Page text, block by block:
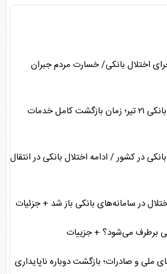
اختلال بانکی/ خسارت مردم جبران
آخرین وضعیت اختلال بانکی ۲۱ تیر؛ زمان بازگشت کامل خدمات
در کشور / ادامه اختلال بانکی در انتقال
در سامانه‌های بانکی باز شد + جزئیات
برطرف می‌شود؟ + جزییات
ملی و صادرات؛ بازگشت دوباره ناپایداری